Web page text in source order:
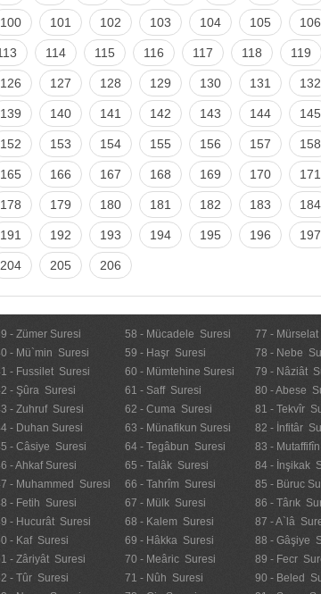
100 101 102 103 104 105 106
114 115 116 117 118 119
126 127 128 129 130 131 132
139 140 141 142 143 144 145
152 153 154 155 156 157 158
165 166 167 168 169 170 171
178 179 180 181 182 183 184
191 192 193 194 195 196 197
204 205 206
- Zümer Suresi
- Mü`min Suresi
- Fussilet Suresi
- Şûra Suresi
- Zuhruf Suresi
- Duhan Suresi
- Câsiye Suresi
- Ahkaf Suresi
- Muhammed Suresi
- Fetih Suresi
- Hucurât Suresi
- Kaf Suresi
- Zâriyât Suresi
- Tûr Suresi
58 - Mücadele Suresi
59 - Haşr Suresi
60 - Mümtehine Suresi
61 - Saff Suresi
62 - Cuma Suresi
63 - Münafikun Suresi
64 - Tegâbun Suresi
65 - Talâk Suresi
66 - Tahrîm Suresi
67 - Mülk Suresi
68 - Kalem Suresi
69 - Hâkka Suresi
70 - Meâric Suresi
71 - Nûh Suresi
77 - Mürselat
78 - Nebe
79 - Nâziât
80 - Abese
81 - Tekvîr
82 - İnfitâr
83 -
84 - İnşikak
85 - Büruc
86 - Târık
87 - A`lâ
88 - Gâşiye
89 - Fecr
90 - Beled